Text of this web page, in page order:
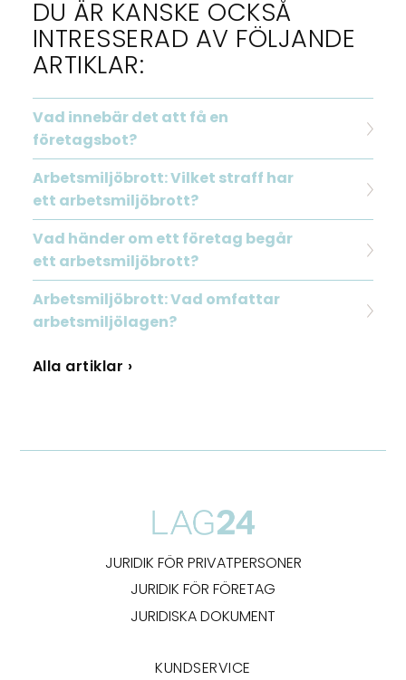
DU ÄR KANSKE OCKSÅ
INTRESSERAD AV FÖLJANDE
ARTIKLAR:
Vad innebär det att få en
företagsbot?
Arbetsmiljöbrott: Vilket straff har
ett arbetsmiljöbrott?
Vad händer om ett företag begår
ett arbetsmiljöbrott?
Arbetsmiljöbrott: Vad omfattar
arbetsmiljölagen?
Alla artiklar ›
JURIDIK FÖR PRIVATPERSONER
JURIDIK FÖR FÖRETAG
JURIDISKA DOKUMENT
KUNDSERVICE